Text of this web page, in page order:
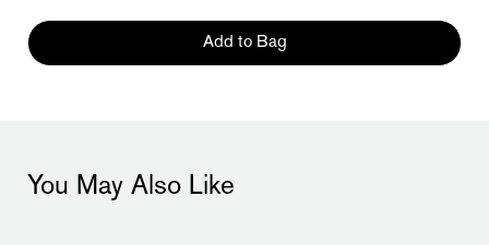
Add to Bag
You May Also Like